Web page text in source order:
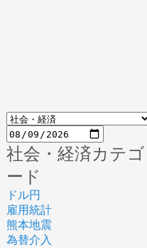
社会・経済カテ
ード
ドル円
雇用統計
熊本地震
為替介入